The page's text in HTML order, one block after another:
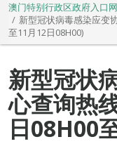
澳门特别行政区政府入口
新型冠状病毒感染应变
至11月12日08H00)
新型冠状
心查询热
日08H00